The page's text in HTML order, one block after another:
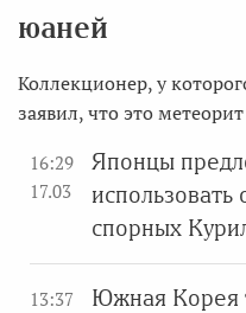
юаней
Коллекционер, у
заявил, что это метеорит
16:29
17.03
Японцы
спорных
13:37
Южная Корея